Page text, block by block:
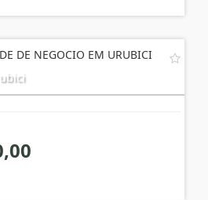
DE NEGOCIO EM URUBICI